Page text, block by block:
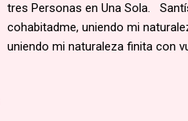
tres Personas en Una Sola.
cohabitadme, uniendo mi
uniendo mi naturaleza finita con
Personas que cohabitan en Una